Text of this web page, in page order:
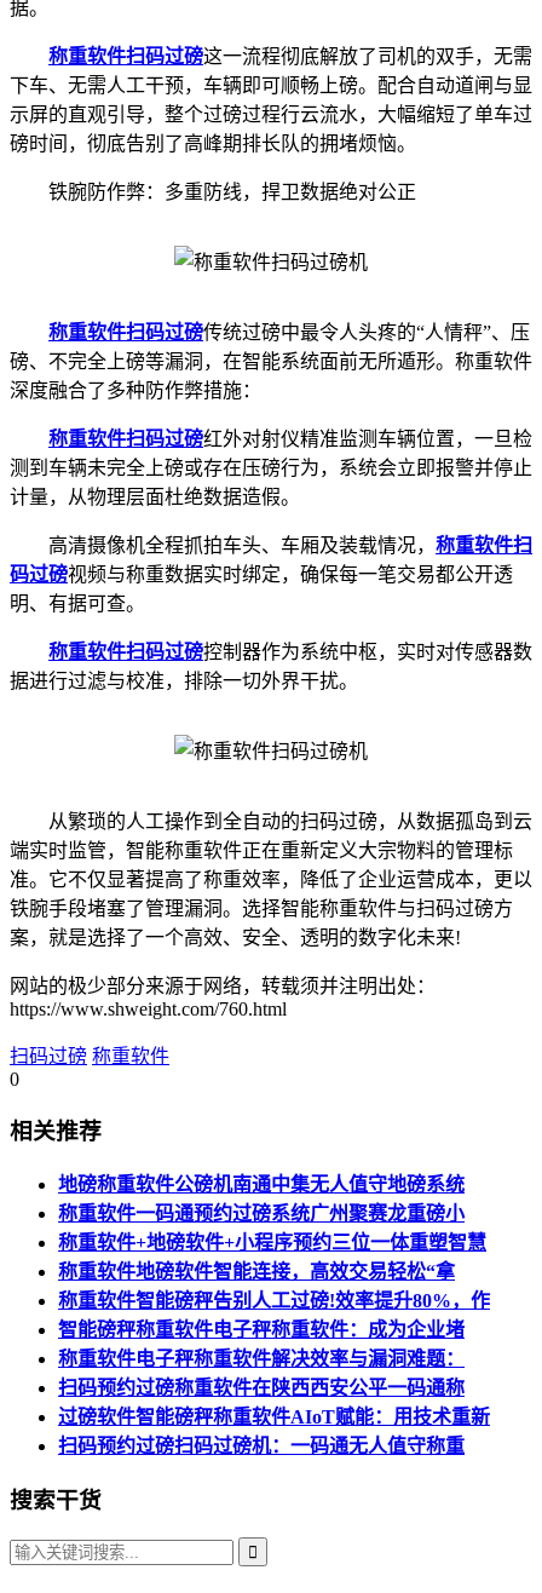
据。
称重软件扫码过磅这一流程彻底解放了司机的双手，无需
下车、无需人工干预，车辆即可顺畅上磅。配合自动道闸与显
示屏的直观引导，整个过磅过程行云流水，大幅缩短了单车过
磅时间，彻底告别了高峰期排长队的拥堵烦恼。
铁腕防作弊：多重防线，捍卫数据绝对公正
称重软件扫码过磅传统过磅中最令人头疼的“人情秤”、压
磅、不完全上磅等漏洞，在智能系统面前无所遁形。称重软件
深度融合了多种防作弊措施：
称重软件扫码过磅红外对射仪精准监测车辆位置，一旦检
测到车辆未完全上磅或存在压磅行为，系统会立即报警并停止
计量，从物理层面杜绝数据造假。
高清摄像机全程抓拍车头、车厢及装载情况， 称重软件扫
码过磅视频与称重数据实时绑定，确保每一笔交易都公开透
明、有据可查。
称重软件扫码过磅控制器作为系统中枢，实时对传感器数
据进行过滤与校准，排除一切外界干扰。
从繁琐的人工操作到全自动的扫码过磅，从数据孤岛到云
端实时监管，智能称重软件正在重新定义大宗物料的管理标
准。它不仅显著提高了称重效率，降低了企业运营成本，更以
铁腕手段堵塞了管理漏洞。选择智能称重软件与扫码过磅方
案，就是选择了一个高效、安全、透明的数字化未来!
网站的极少部分来源于网络，转载须并注明出处：
https://www.shweight.com/760.html
扫码过磅 称重软件
0
相关推荐
地磅称重软件公磅机南通中集无人值守地磅系统
称重软件一码通预约过磅系统广州聚赛龙重磅小
称重软件+地磅软件+小程序预约三位一体重塑智慧
称重软件地磅软件智能连接，高效交易轻松“拿
称重软件智能磅秤告别人工过磅!效率提升80%，作
智能磅秤称重软件电子秤称重软件：成为企业堵
称重软件电子秤称重软件解决效率与漏洞难题：
扫码预约过磅称重软件在陕西西安公平一码通称
过磅软件智能磅秤称重软件AIoT赋能：用技术重新
扫码预约过磅扫码过磅机：一码通无人值守称重
搜索干货